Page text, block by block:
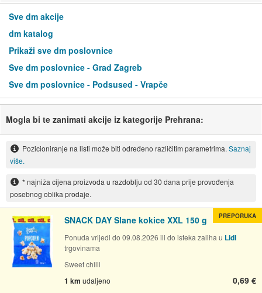
Sve dm akcije
dm katalog
Prikaži sve dm poslovnice
Sve dm poslovnice - Grad Zagreb
Sve dm poslovnice - Podsused - Vrapče
Mogla bi te zanimati akcije iz kategorije Prehrana:
Pozicioniranje na listi može biti određeno različitim parametrima. Saznaj
više.
* najniža cijena proizvoda u razdoblju od 30 dana prije provođenja
posebnog oblika prodaje.
SNACK DAY Slane kokice XXL 150 g
Ponuda vrijedi do 09.08.2026 ili do isteka zaliha u Lidl
trgovinama
Sweet chilli
1 km udaljeno 0,69 €
PREPORUKA